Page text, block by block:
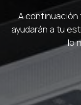
A
ayudarán a tu
lo